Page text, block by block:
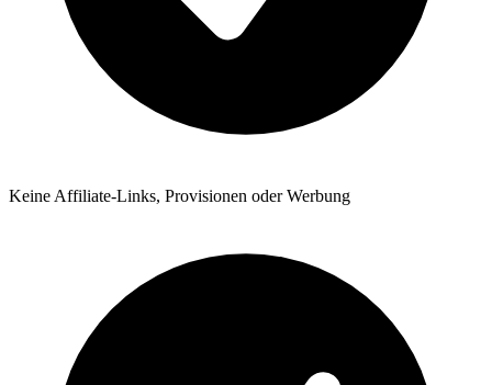
Keine Affiliate-Links, Provisionen oder Werbung